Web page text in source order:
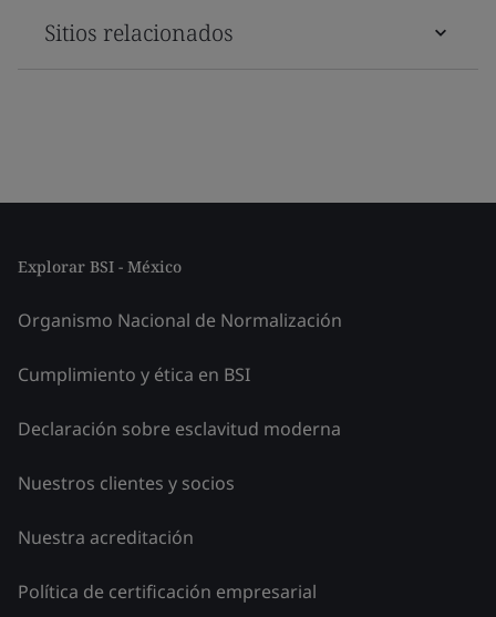
Sitios relacionados
Explorar BSI - México
Organismo Nacional de Normalización
Cumplimiento y ética en BSI
Declaración sobre esclavitud moderna
Nuestros clientes y socios
Nuestra acreditación
Política de certificación empresarial